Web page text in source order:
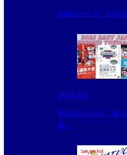
札幌ボーイズ ８名が
2022.8.8
東日本ブロック 夏の
幕！